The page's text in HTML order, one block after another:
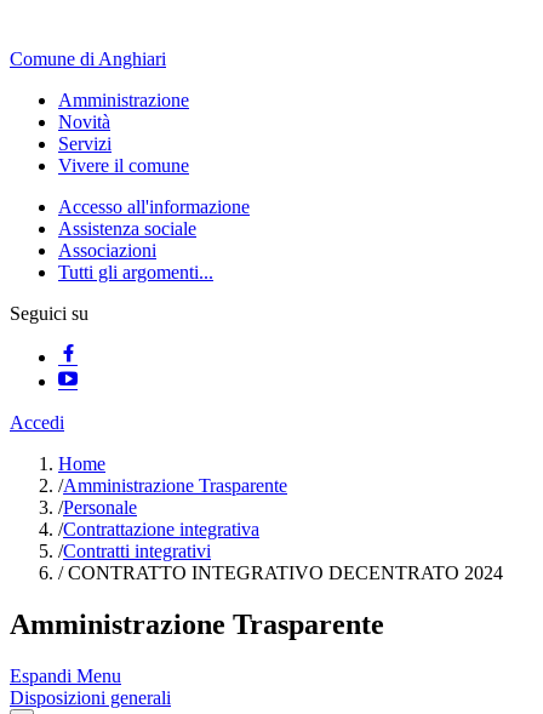
Comune di Anghiari
Amministrazione
Novità
Servizi
Vivere il comune
Accesso all'informazione
Assistenza sociale
Associazioni
Tutti gli argomenti...
Seguici su
Accedi
Home
/Amministrazione Trasparente
/Personale
/Contrattazione integrativa
/Contratti integrativi
/CONTRATTO INTEGRATIVO DECENTRATO 2024
Amministrazione Trasparente
Espandi Menu
Disposizioni generali